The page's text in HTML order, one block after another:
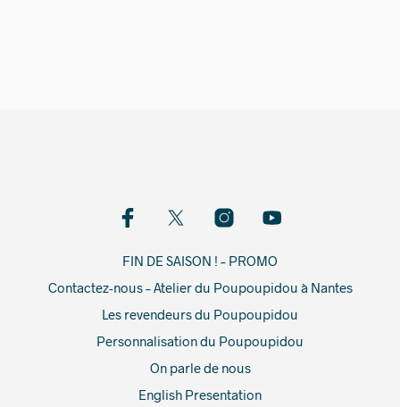
FIN DE SAISON ! – PROMO
Contactez-nous – Atelier du Poupoupidou à Nantes
Les revendeurs du Poupoupidou
Personnalisation du Poupoupidou
On parle de nous
English Presentation